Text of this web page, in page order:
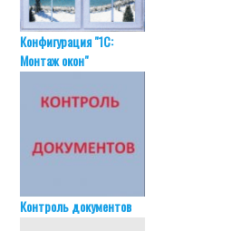
Конфигурация "1С:
Монтаж окон"
Контроль документов